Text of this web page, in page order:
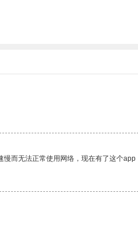
而无法正常使用网络，现在有了这个app